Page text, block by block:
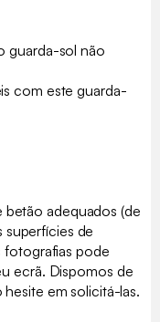
guarda-sol não
com este guarda-
adequados (de
de
fotografias pode
ecrã. Dispomos de
em solicitá-las.